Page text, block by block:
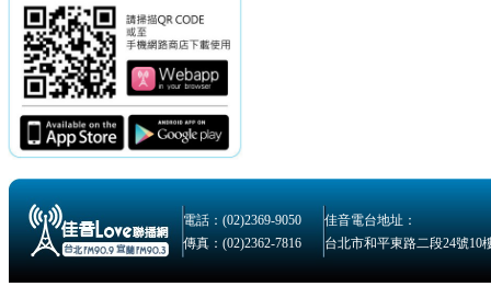
電話：(02)2369-9050
佳音電台地址：
傳真：(02)2362-7816
台北市和平東路二段24號10